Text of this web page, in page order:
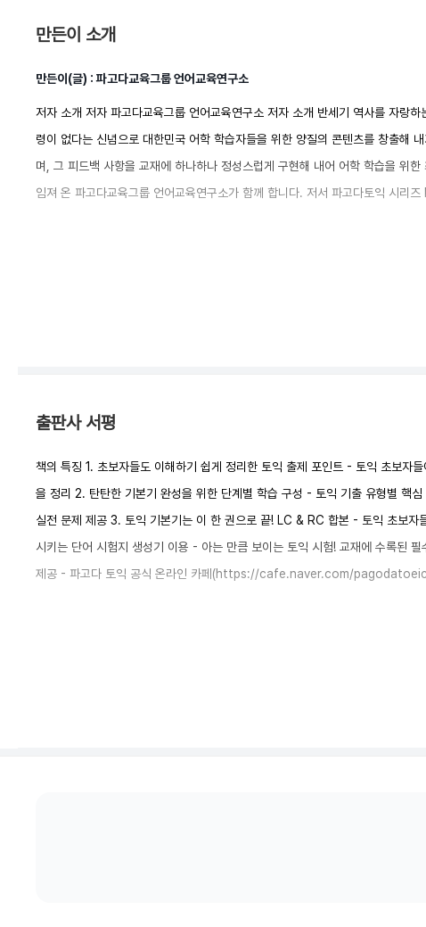
만든이 소개
만든이(글) : 파고다교육그룹 언어교육연구소
저자 소개 저자 파고다교육그룹 언어교육연구소 저자 소개 반세기 역사를 자랑
령이 없다는 신념으로 대한민국 어학 학습자들을 위한 양질의 콘텐츠를 창출해
며, 그 피드백 사항을 교재에 하나하나 정성스럽게 구현해 내어 어학 학습을 위
임져 온 파고다교육그룹 언어교육연구소가 함께 합니다. 저서 파고다토익 시
출판사 서평
책의 특징 1. 초보자들도 이해하기 쉽게 정리한 토익 출제 포인트 - 토익 초보자
을 정리 2. 탄탄한 기본기 완성을 위한 단계별 학습 구성 - 토익 기출 유형별 핵
실전 문제 제공 3. 토익 기본기는 이 한 권으로 끝! LC & RC 합본 - 토익 초보
시키는 단어 시험지 생성기 이용 - 아는 만큼 보이는 토익 시험! 교재에 수록
제공 - 파고다 토익 공식 온라인 카페(https://cafe.naver.com/